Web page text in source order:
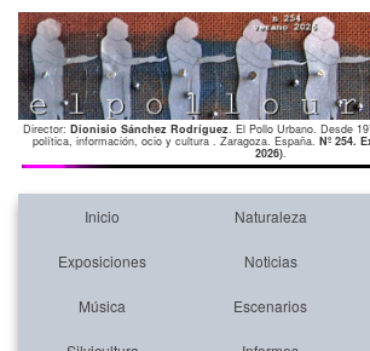
Director: Dionisio Sánchez Rodríguez. El Pollo Urbano. Desde
política, información, ocio y cultura . Zaragoza. España. Nº 254.
2026).
Inicio Naturaleza
Exposiciones Noticias
Música Escenarios